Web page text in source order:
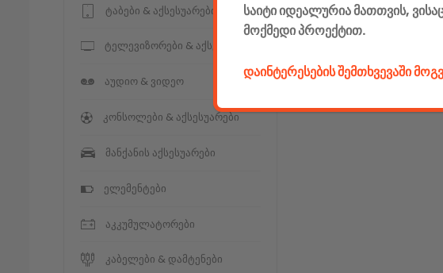
ტაბები & აქსესუარები
ტელევიზორები & აქსესუარები
აუდიო & ვიდეო
კონსოლები & აქსესუარები
მანქანის აქსესუარები
ელემენტები
აკკუმულატორები
კაბელები & დამტენები
საიტი იდეალურია მათთვის,
მოქმედი პროექტით.
დაინტერესების შემთხვევაში